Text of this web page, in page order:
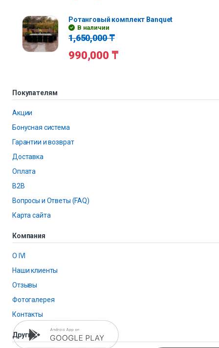
Ротанговый комплект Banquet
В наличии
1,650,000₸
990,000 ₸
Покупателям
Акции
Бонусная система
Гарантии и возврат
Доставка
Оплата
B2B
Вопросы и Ответы (FAQ)
Карта сайта
Компания
О IVI
Наши клиенты
Отзывы
Фотогалерея
Контакты
Другие